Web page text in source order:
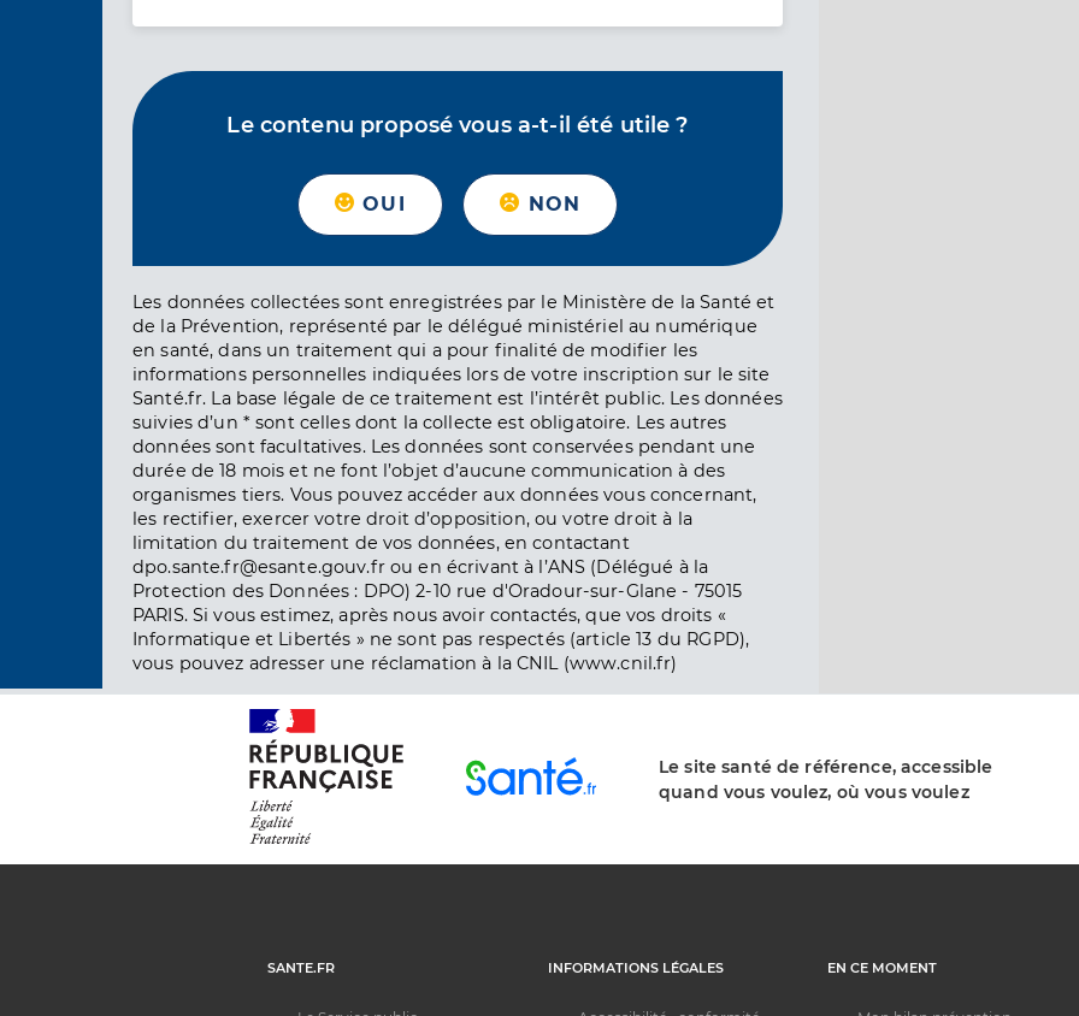
Le contenu proposé vous a-t-il été utile ?
OUI NON
Les données collectées sont enregistrées par le Ministère de la Santé et
de la Prévention, représenté par le délégué ministériel au numérique
en santé, dans un traitement qui a pour finalité de modifier les
informations personnelles indiquées lors de votre inscription sur le site
Santé.fr. La base légale de ce traitement est l’intérêt public. Les données
suivies d’un * sont celles dont la collecte est obligatoire. Les autres
données sont facultatives. Les données sont conservées pendant une
durée de 18 mois et ne font l’objet d’aucune communication à des
organismes tiers. Vous pouvez accéder aux données vous concernant,
les rectifier, exercer votre droit d’opposition, ou votre droit à la
limitation du traitement de vos données, en contactant
dpo.sante.fr@esante.gouv.fr ou en écrivant à l’ANS (Délégué à la
Protection des Données : DPO) 2-10 rue d'Oradour-sur-Glane - 75015
PARIS. Si vous estimez, après nous avoir contactés, que vos droits «
Informatique et Libertés » ne sont pas respectés (article 13 du RGPD),
vous pouvez adresser une réclamation à la CNIL (www.cnil.fr)
Le site santé de référence, accessible
quand vous voulez, où vous voulez
SANTE.FR INFORMATIONS LÉGALES EN CE MOMENT